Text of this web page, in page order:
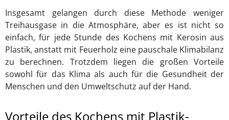
Insgesamt gelangen durch diese Methode weniger
Treihausgase in die Atmosphäre, aber es ist nicht so
einfach, für jede Stunde des Kochens mit Kerosin aus
Plastik, anstatt mit Feuerholz eine pauschale Klimabilanz
zu berechnen. Trotzdem liegen die großen Vorteile
sowohl für das Klima als auch für die Gesundheit der
Menschen und den Umweltschutz auf der Hand.
Vorteile des Kochens mit Plastik-